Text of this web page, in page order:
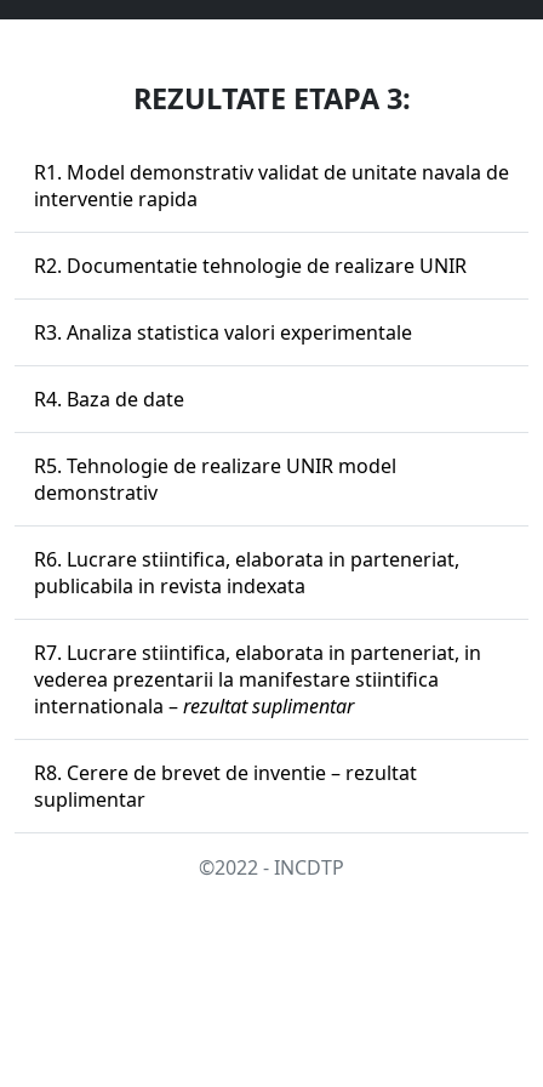
REZULTATE ETAPA 3:
R1. Model demonstrativ validat de unitate navala de
interventie rapida
R2. Documentatie tehnologie de realizare UNIR
R3. Analiza statistica valori experimentale
R4. Baza de date
R5. Tehnologie de realizare UNIR model
demonstrativ
R6. Lucrare stiintifica, elaborata in parteneriat,
publicabila in revista indexata
R7. Lucrare stiintifica, elaborata in parteneriat, in
vederea prezentarii la manifestare stiintifica
internationala –rezultat suplimentar
R8. Cerere de brevet de inventie – rezultat
suplimentar
©2022 - INCDTP